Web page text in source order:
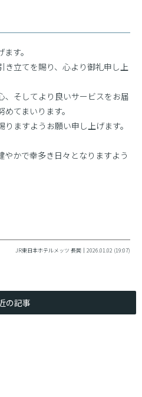
す。
き立てを賜り、心より御礼申し上
、そしてより良いサービスをお届
てまいります。
ますようお願い申し上げます。
かで幸多き日々となりますよう
JR東日本ホテルメッツ 長岡｜2026.01.02 (19:07)
の記事